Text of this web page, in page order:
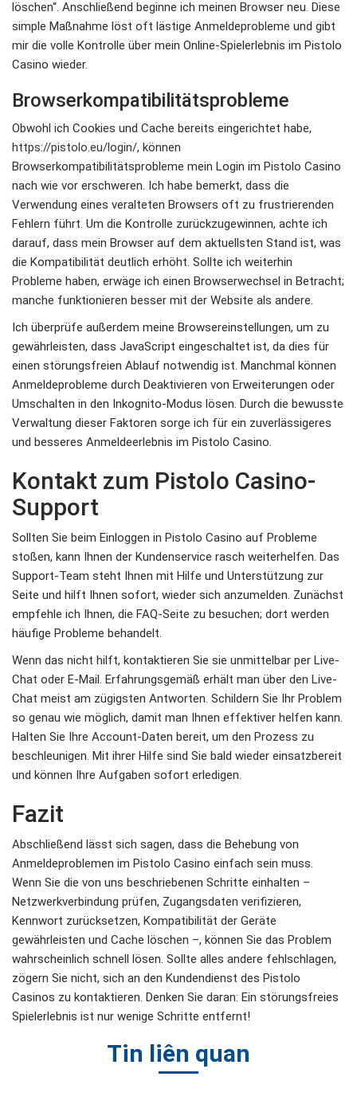
löschen“. Anschließend beginne ich meinen Browser neu. Diese
simple Maßnahme löst oft lästige Anmeldeprobleme und gibt
mir die volle Kontrolle über mein Online-Spielerlebnis im Pistolo
Casino wieder.
Browserkompatibilitätsprobleme
Obwohl ich Cookies und Cache bereits eingerichtet habe,
https://pistolo.eu/login/, können
Browserkompatibilitätsprobleme mein Login im Pistolo Casino
nach wie vor erschweren. Ich habe bemerkt, dass die
Verwendung eines veralteten Browsers oft zu frustrierenden
Fehlern führt. Um die Kontrolle zurückzugewinnen, achte ich
darauf, dass mein Browser auf dem aktuellsten Stand ist, was
die Kompatibilität deutlich erhöht. Sollte ich weiterhin
Probleme haben, erwäge ich einen Browserwechsel in Betracht;
manche funktionieren besser mit der Website als andere.
Ich überprüfe außerdem meine Browsereinstellungen, um zu
gewährleisten, dass JavaScript eingeschaltet ist, da dies für
einen störungsfreien Ablauf notwendig ist. Manchmal können
Anmeldeprobleme durch Deaktivieren von Erweiterungen oder
Umschalten in den Inkognito-Modus lösen. Durch die bewusste
Verwaltung dieser Faktoren sorge ich für ein zuverlässigeres
und besseres Anmeldeerlebnis im Pistolo Casino.
Kontakt zum Pistolo Casino-
Support
Sollten Sie beim Einloggen in Pistolo Casino auf Probleme
stoßen, kann Ihnen der Kundenservice rasch weiterhelfen. Das
Support-Team steht Ihnen mit Hilfe und Unterstützung zur
Seite und hilft Ihnen sofort, wieder sich anzumelden. Zunächst
empfehle ich Ihnen, die FAQ-Seite zu besuchen; dort werden
häufige Probleme behandelt.
Wenn das nicht hilft, kontaktieren Sie sie unmittelbar per Live-
Chat oder E-Mail. Erfahrungsgemäß erhält man über den Live-
Chat meist am zügigsten Antworten. Schildern Sie Ihr Problem
so genau wie möglich, damit man Ihnen effektiver helfen kann.
Halten Sie Ihre Account-Daten bereit, um den Prozess zu
beschleunigen. Mit ihrer Hilfe sind Sie bald wieder einsatzbereit
und können Ihre Aufgaben sofort erledigen.
Fazit
Abschließend lässt sich sagen, dass die Behebung von
Anmeldeproblemen im Pistolo Casino einfach sein muss.
Wenn Sie die von uns beschriebenen Schritte einhalten –
Netzwerkverbindung prüfen, Zugangsdaten verifizieren,
Kennwort zurücksetzen, Kompatibilität der Geräte
gewährleisten und Cache löschen –, können Sie das Problem
wahrscheinlich schnell lösen. Sollte alles andere fehlschlagen,
zögern Sie nicht, sich an den Kundendienst des Pistolo
Casinos zu kontaktieren. Denken Sie daran: Ein störungsfreies
Spielerlebnis ist nur wenige Schritte entfernt!
Tin liên quan